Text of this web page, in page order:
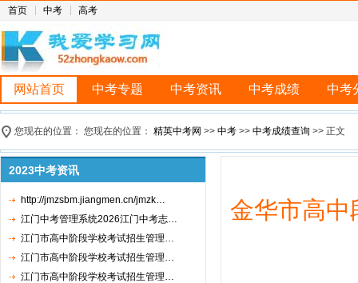
首页 中考 高考
网站首页 中考专题 中考资讯 中考成绩 中考
您现在的位置： 您现在的位置： 精英中考网 >> 中考 >> 中考成绩查询 >> 正文
2023中考资讯
http://jmzsbm.jiangmen.cn/jmzk…
江门中考管理系统2026江门中考志…
江门市高中阶段学校考试招生管理…
江门市高中阶段学校考试招生管理…
江门市高中阶段学校考试招生管理…
金华市高中